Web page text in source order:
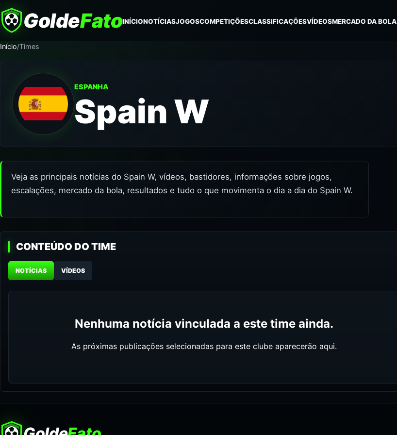
GoldeFatoINÍCIONOTÍCIASJOGOSCOMPETIÇÕESCLASSIFICAÇÕESVÍDEOSMERCADO DA BOLA
Início/Times
ESPANHA
Spain W
Veja as principais notícias do Spain W, vídeos, bastidores, informações sobre jogos,
escalações, mercado da bola, resultados e tudo o que movimenta o dia a dia do Spain W.
CONTEÚDO DO TIME
NOTÍCIAS VÍDEOS
Nenhuma notícia vinculada a este time ainda.
As próximas publicações selecionadas para este clube aparecerão aqui.